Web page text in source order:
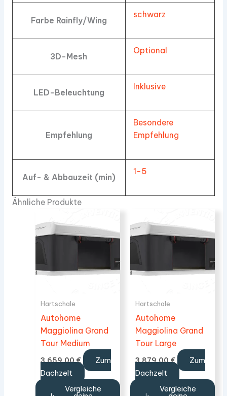
Farbe Rainfly/Wing
schwarz
3D-Mesh
Optional
LED-Beleuchtung
Inklusive
Empfehlung
Besondere
Empfehlung
Auf- & Abbauzeit (min)
1-5
Ähnliche Produkte
Hartschale
Autohome
Maggiolina Grand
Tour Medium
3.659,00€
Zum
Dachzelt
Vergleiche
Hartschale
Autohome
Maggiolina Grand
Tour Large
3.879,00€
Zum
Dachzelt
Vergleiche